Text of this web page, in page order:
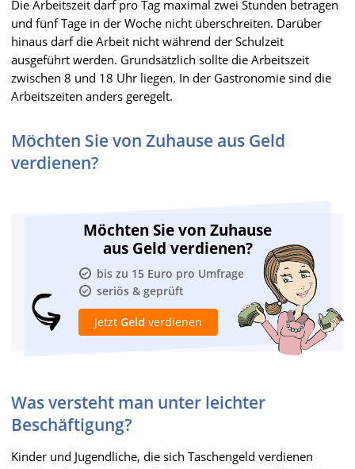
Die Arbeitszeit darf pro Tag maximal zwei Stunden betragen
und fünf Tage in der Woche nicht überschreiten. Darüber
hinaus darf die Arbeit nicht während der Schulzeit
ausgeführt werden. Grundsätzlich sollte die Arbeitszeit
zwischen 8 und 18 Uhr liegen. In der Gastronomie sind die
Arbeitszeiten anders geregelt.
Möchten Sie von Zuhause aus Geld
verdienen?
Möchten Sie von Zuhause
aus Geld verdienen?
bis zu 15 Euro pro Umfrage
seriös & geprüft
Jetzt Geld verdienen
Was versteht man unter leichter
Beschäftigung?
Kinder und Jugendliche, die sich Taschengeld verdienen